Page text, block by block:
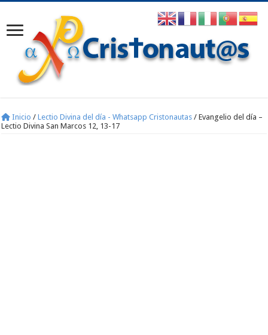
Inicio / Lectio Divina del día - Whatsapp Cristonautas / Evangelio del día –
Lectio Divina San Marcos 12, 13-17